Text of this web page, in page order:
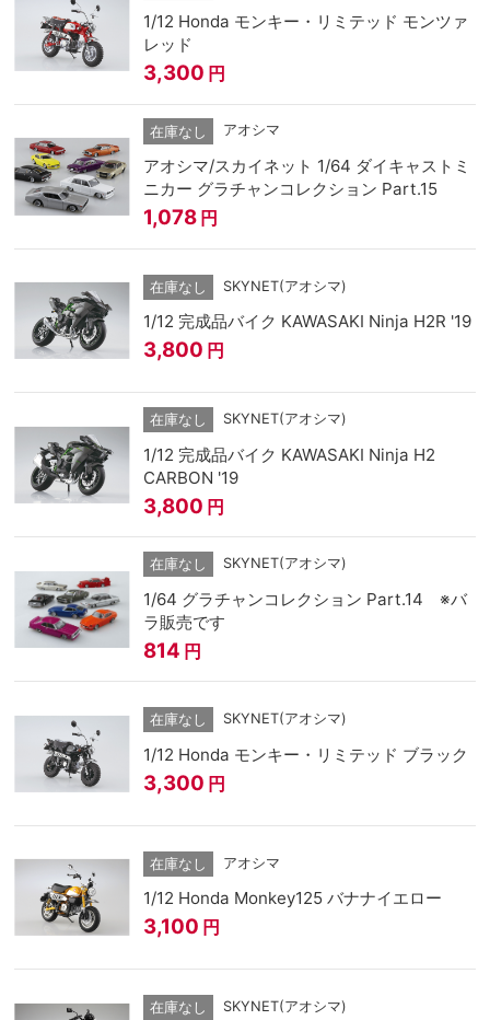
1/12 Honda モンキー・リミテッド モンツァ
レッド
3,300 円
在庫なし アオシマ
アオシマ/スカイネット 1/64 ダイキャストミ
ニカー グラチャンコレクション Part.15
1,078 円
在庫なし SKYNET(アオシマ)
1/12 完成品バイク KAWASAKI Ninja H2R '19
3,800 円
在庫なし SKYNET(アオシマ)
1/12 完成品バイク KAWASAKI Ninja H2
CARBON '19
3,800 円
在庫なし SKYNET(アオシマ)
1/64 グラチャンコレクション Part.14 ※バ
ラ販売です
814 円
在庫なし SKYNET(アオシマ)
1/12 Honda モンキー・リミテッド ブラック
3,300 円
在庫なし アオシマ
1/12 Honda Monkey125 バナナイエロー
3,100 円
在庫なし SKYNET(アオシマ)